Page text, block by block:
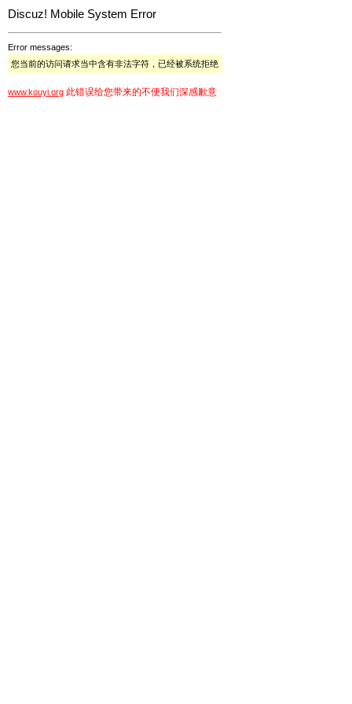
Discuz! Mobile System Error
Error messages:
您当前的访问请求当中含有非法字符，已经被系统拒绝
www.kouyi.org 此错误给您带来的不便我们深感歉意